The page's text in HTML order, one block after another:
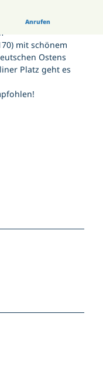
Anrufen
mit schönem
Ostens
Platz geht es